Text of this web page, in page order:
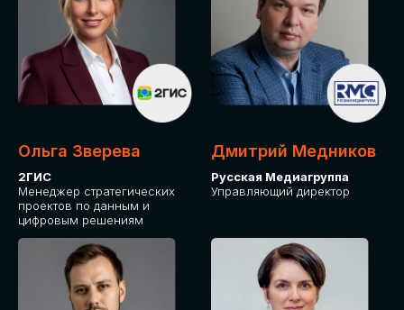
Ольга Зверева
2ГИС
Менеджер стратегических
проектов по данным и
цифровым решениям
Дмитрий Медников
Русская Медиагруппа
Управляющий директор